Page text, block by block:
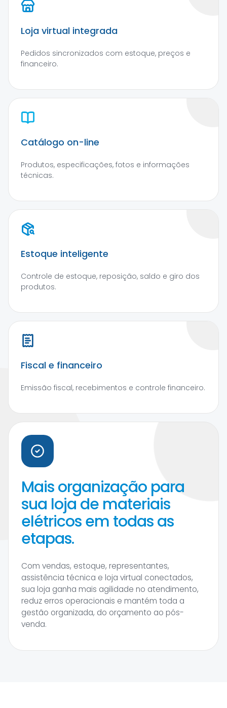
Loja virtual integrada
Pedidos sincronizados com estoque, preços e
financeiro.
Catálogo on-line
Produtos, especificações, fotos e informações
técnicas.
Estoque inteligente
Controle de estoque, reposição, saldo e giro dos
produtos.
Fiscal e financeiro
Emissão fiscal, recebimentos e controle financeiro.
Mais organização para
sua loja de materiais
elétricos em todas as
etapas.
Com vendas, estoque, representantes,
assistência técnica e loja virtual conectados,
sua loja ganha mais agilidade no atendimento,
reduz erros operacionais e mantém toda a
gestão organizada, do orçamento ao pós-
venda.